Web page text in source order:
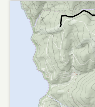
Percorsi 1